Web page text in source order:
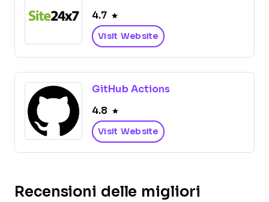
4.7
Visit Website
GitHub Actions
4.8
Visit Website
Recensioni delle migliori